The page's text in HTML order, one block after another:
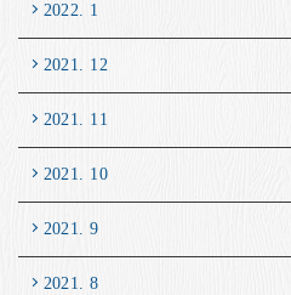
2022. 1
2021. 12
2021. 11
2021. 10
2021. 9
2021. 8